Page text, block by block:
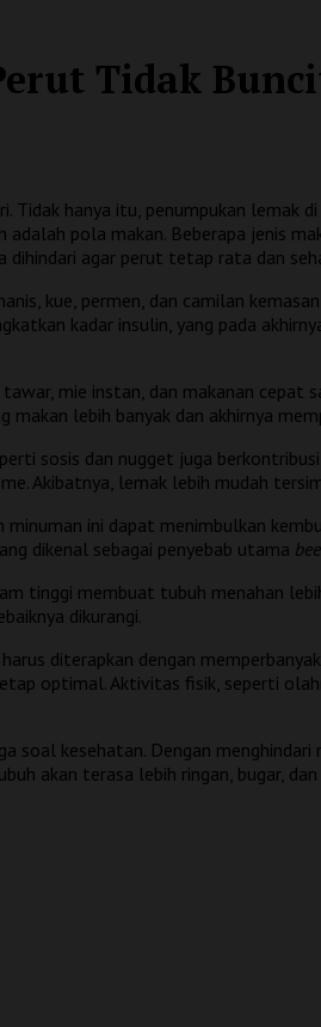
Tidak
hanya itu, penumpukan lemak
pola makan. Beberapa jenis
dihindari agar perut tetap rata dan
kue, permen, dan camilan
kadar insulin, yang pada
mie instan, dan makanan cepat
lebih banyak dan akhirnya
sosis dan nugget juga
Akibatnya, lemak lebih mudah
ini dapat menimbulkan
dikenal sebagai penyebab utama
tinggi membuat tubuh menahan
dikurangi.
diterapkan dengan
optimal. Aktivitas fisik, seperti
soal kesehatan. Dengan
akan terasa lebih ringan, bugar,